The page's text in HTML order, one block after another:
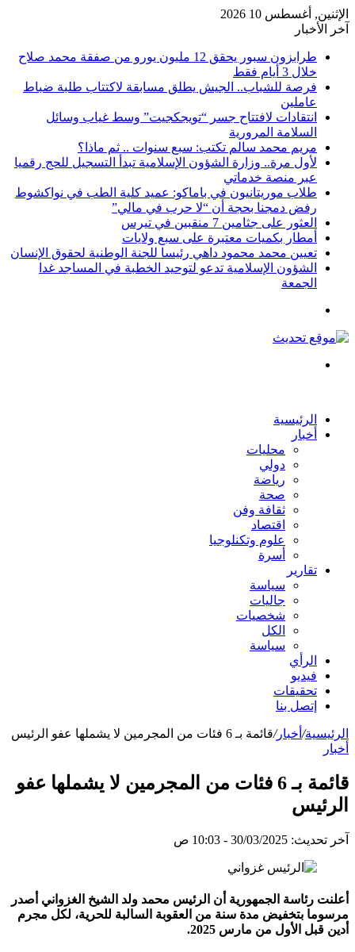
الإثنين, أغسطس 10 2026
آخر الأخبار
طرابزون سبور يحقق 12 مليون يورو من صفقة محمد صلاح
خلال 3 أيام فقط
فرصة للشباب.. الجيش يطلق مسابقة لاكتتاب طلبة ضباط
عاملين
انتقادات لافتتاح جسر “تويجكجيت” وسط غياب وسائل
السلامة المرورية
مريم محمد سالم تكتب: سبع سنوات .. ثم ماذا؟
لأول مرة.. وزارة الشؤون الإسلامية تبدأ التسجيل للحج رقميا
عبر منصة خدماتي
طلاب موريتانيون في باماكو: عميد كلية الطب في نواكشوط
رفض دمجنا بحجة أن “لا حرب في مالي”
العثور على جثامين 7 منقبين في تيرس
أمطار بكميات معتبرة على سبع ولايات
تعيين محمد محمود داهي رئيسا للجنة الوطنية لحقوق الإنسان
الشؤون الإسلامية تدعو لتوحيد الخطبة في المساجد غدا
الجمعة
الرئيسية
أخبار
محليات
دولي
رياضة
صحة
ثقافة وفن
اقتصاد
علوم وتكنلوجيا
أسرة
تقارير
سياسة
جاليات
شخصيات
الكل
سياسة
الرأي
فيديو
تحقيقات
إتصل بنا
الرئيسية/ أخبار/قائمة بـ 6 فئات من المجرمين لا يشملها عفو الرئيس
أخبار
قائمة بـ 6 فئات من المجرمين لا يشملها عفو
الرئيس
آخر تحديث: 30/03/2025 - 10:03 ص
أعلنت رئاسة الجمهورية أن الرئيس محمد ولد الشيخ الغزواني أصدر
مرسوما بتخفيض مدة سنة من العقوبة السالبة للحرية، لكل مجرم
أدين قبل الأول من مارس 2025.